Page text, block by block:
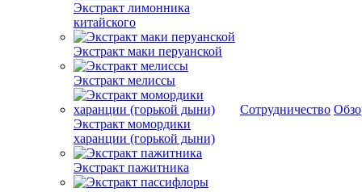
Экстракт лимонника
китайского
Экстракт маки перуанской
Экстракт мелиссы
Экстракт момордики
харанции (горькой дыни)
Экстракт пажитника
Сотрудничество